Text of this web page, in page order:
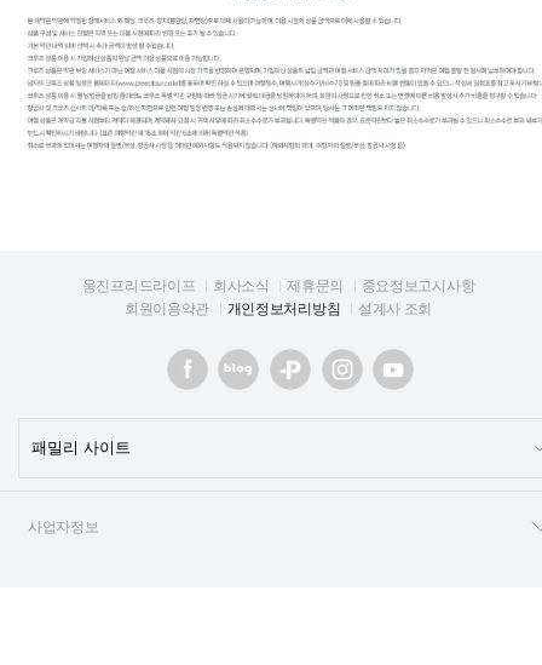
웅진프리드라이프 회사소식 제휴문의
중요정보고시사항
회원이용약관
개인정보처리방침 설계사 조회
사업자정보